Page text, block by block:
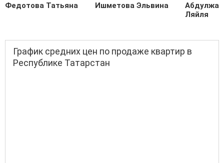
Федотова Татьяна Ишметова Эльвина
Ляйля
График средних цен по продаже квартир в
Республике Татарстан